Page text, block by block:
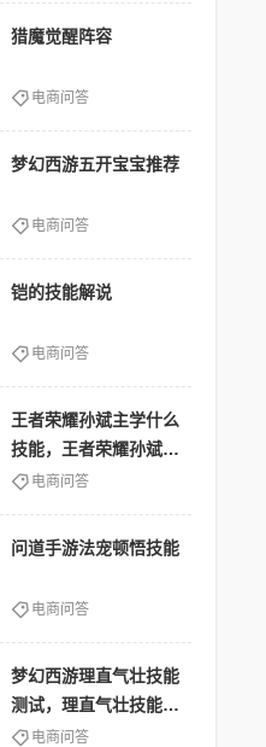
猎魔觉醒阵容
电商问答
梦幻西游五开宝宝推荐
电商问答
铠的技能解说
电商问答
王者荣耀孙斌主学什么
技能，王者荣耀孙斌主
学什么技能的
电商问答
问道手游法宠顿悟技能
电商问答
梦幻西游理直气壮技能
测试，理直气壮技能效
果 电商问答